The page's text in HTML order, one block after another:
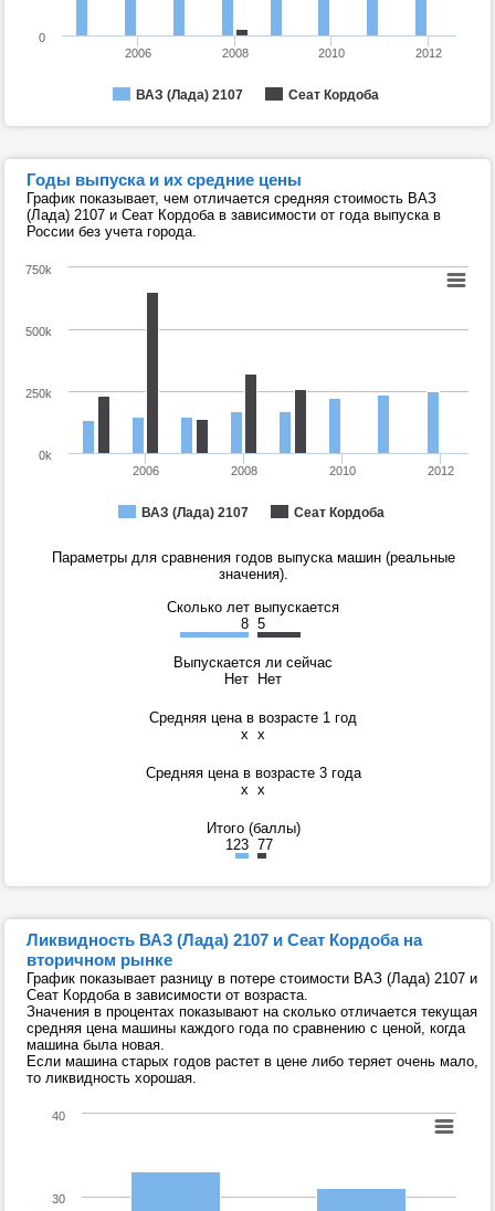
ВАЗ (Лада) 2107 Сеат Кордоба
2006 2008 2010 2012
0
Годы выпуска и их средние цены
График показывает, чем отличается средняя стоимость ВАЗ
(Лада) 2107 и Сеат Кордоба в зависимости от года выпуска в
России без учета города.
ВАЗ (Лада) 2107 Сеат Кордоба
2006 2008 2010 2012
0k
250k
500k
750k
Параметры для сравнения годов выпуска машин (реальные
значения).
Сколько лет выпускается
8 5
Выпускается ли сейчас
Нет
Нет
Средняя цена в возрасте 1 год
x x
Средняя цена в возрасте 3 года
x x
Итого (баллы)
123 77
Ликвидность ВАЗ (Лада) 2107 и Сеат Кордоба на
вторичном рынке
График показывает разницу в потере стоимости ВАЗ (Лада) 2107 и
Сеат Кордоба в зависимости от возраста.
Значения в процентах показывают на сколько отличается текущая
средняя цена машины каждого года по сравнению с ценой, когда
машина была новая.
Если машина старых годов растет в цене либо теряет очень мало,
то ликвидность хорошая.
30
40